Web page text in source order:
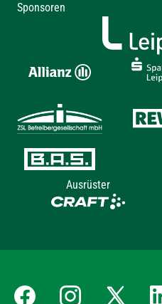
Sponsoren
Ausrüster